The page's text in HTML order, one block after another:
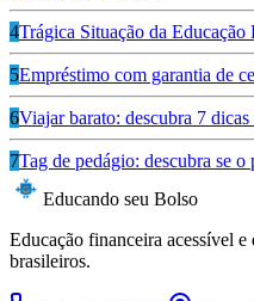
4Trágica Situação da
5Empréstimo com garantia de
6Viajar barato: descubra 7
7Tag de pedágio: descubra se o
Educando seu Bolso
Educação financeira acessível
brasileiros.